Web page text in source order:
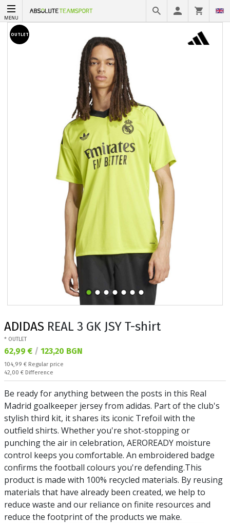
MENU
OUTLET
ADIDAS REAL 3 GK JSY T-shirt
* OUTLET
Текуща цена:
62,99 € / 123,20 BGN
Regular price:
104,99 € Regular price
Спестявате:
42,00 € Difference
Be ready for anything between the posts in this Real
Madrid goalkeeper jersey from adidas. Part of the club's
stylish third kit, it shares its iconic Trefoil with the
outfield shirts. Whether you're shot-stopping or
punching the air in celebration, AEROREADY moisture
control keeps you comfortable. An embroidered badge
confirms the football colours you're defending.This
product is made with 100% recycled materials. By reusing
materials that have already been created, we help to
reduce waste and our reliance on finite resources and
reduce the footprint of the products we make.